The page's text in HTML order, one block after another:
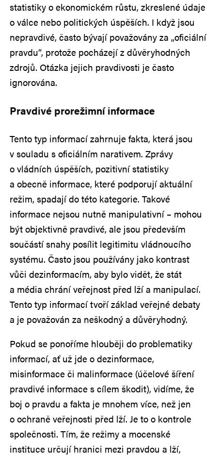
statistiky o ekonomickém růstu, zkreslené údaje
o válce nebo politických úspěších. I když jsou
nepravdivé, často bývají považovány za „oficiální
pravdu“, protože pocházejí z důvěryhodných
zdrojů. Otázka jejich pravdivosti je často
ignorována.
Pravdivé prorežimní informace
Tento typ informací zahrnuje fakta, která jsou
v souladu s oficiálním narativem. Zprávy
o vládních úspěších, pozitivní statistiky
a obecně informace, které podporují aktuální
režim, spadají do této kategorie. Takové
informace nejsou nutně manipulativní – mohou
být objektivně pravdivé, ale jsou především
součástí snahy posílit legitimitu vládnoucího
systému. Často jsou používány jako kontrast
vůči dezinformacím, aby bylo vidět, že stát
a média chrání veřejnost před lží a manipulací.
Tento typ informací tvoří základ veřejné debaty
a je považován za neškodný a důvěryhodný.
Pokud se ponoříme hlouběji do problematiky
informací, ať už jde o dezinformace,
misinformace či malinformace (účelové šíření
pravdivé informace s cílem škodit), vidíme, že
boj o pravdu a fakta je mnohem více, než jen
o ochraně veřejnosti před lží. Je to o kontrole
společnosti. Tím, že režimy a mocenské
instituce určují hranici mezi pravdou a lží,